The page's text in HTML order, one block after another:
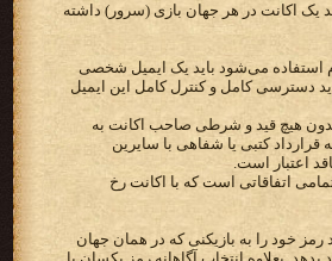
یک اکانت در هر جهان بازی (سرور) داشته
استفاده می‌شود باید یک ایمیل شخصی
دسترسی کامل و کنترل کامل این ایمیل
بدون هیچ قید و شرطی صاحب اکانت به
کتبی یا شفاهی با سایرین
اعتبار است.
اتفاقاتی است که با اکانت رخ
خود را به بازیکنی که در همان جهان